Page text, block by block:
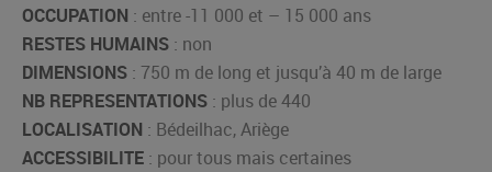
OCCUPATION : entre -11 000 et – 15 000 ans
RESTES HUMAINS : non
DIMENSIONS : 750 m de long et jusqu’à 40 m de large
NB REPRESENTATIONS : plus de 440
LOCALISATION : Bédeilhac, Ariège
ACCESSIBILITE : pour tous mais certaines